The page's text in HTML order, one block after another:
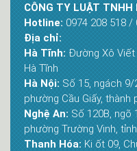
CÔNG TY LUẬT TNHH
Hotline: 0974 208 518 /
Địa chỉ:
Hà Tĩnh: Đường Xô Viết
Hà Tĩnh
Hà Nội: Số 15, ngách 9/
phường Cầu Giấy, thành
Nghệ An: Số 120B, ngõ
phường Trường Vinh,
Thanh Hóa: Ki ốt 09,